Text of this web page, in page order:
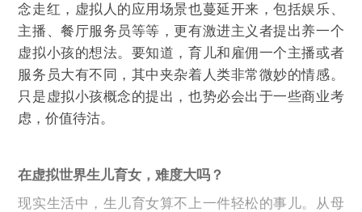
念走红，虚拟人的应用场景也蔓延开来，包括娱乐、
主播、餐厅服务员等等，更有激进主义者提出养一个
虚拟小孩的想法。要知道，育儿和雇佣一个主播或者
服务员大有不同，其中夹杂着人类非常微妙的情感。
只是虚拟小孩概念的提出，也势必会出于一些商业考
虑，价值待沽。
在虚拟世界生儿育女，难度大吗？
现实生活中，生儿育女算不上一件轻松的事儿。从母